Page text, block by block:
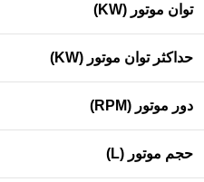
توان موتور (KW)
حداکثر توان موتور (KW)
دور موتور (RPM)
حجم موتور (L)